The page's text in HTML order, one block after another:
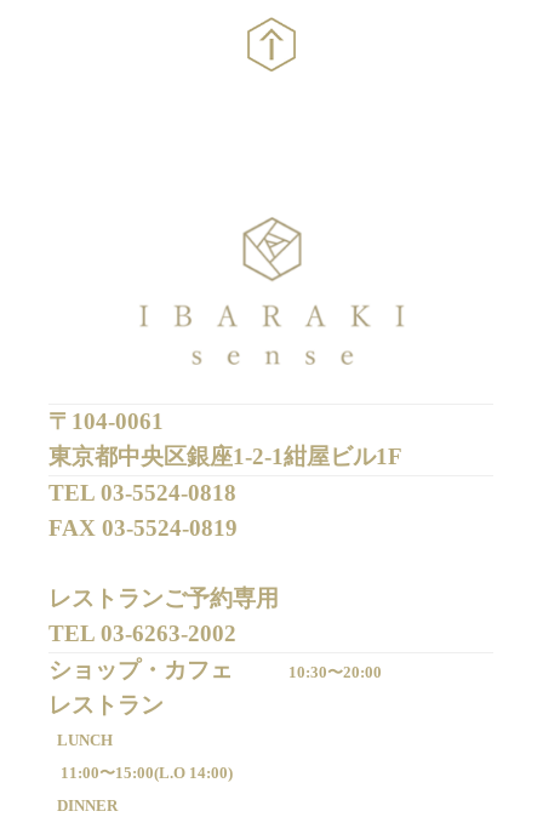
〒104-0061
東京都中央区銀座1-2-1紺屋ビル1F
TEL 03-5524-0818
FAX 03-5524-0819
レストランご予約専用
TEL 03-6263-2002
ショップ・カフェ
10:30〜20:00
LUNCH
11:00〜15:00(L.O 14:00)
DINNER